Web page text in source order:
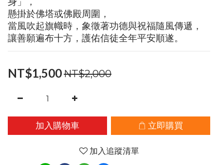
懸掛於佛塔或佛殿周圍，
當風吹起旗幟時，象徵著功德與祝福隨風傳遞，
讓善願遍布十方，護佑信徒全年平安順遂。
NT$1,500NT$2,000
加入購物車 立即購買
加入追蹤清單